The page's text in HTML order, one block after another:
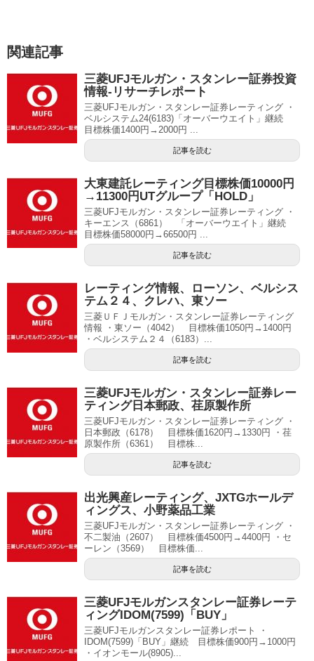
関連記事
三菱UFJモルガン・スタンレー証券投資
情報-リサーチレポート
三菱UFJモルガン・スタンレー証券レーティング ・
ベルシステム24(6183)「オーバーウエイト」継続
目標株価1400円→2000円 ...
記事を読む
大東建託レーティング目標株価10000円
→11300円UTグループ「HOLD」
三菱UFJモルガン・スタンレー証券レーティング ・
キーエンス（6861） 「オーバーウエイト」継続
目標株価58000円→66500円 ...
記事を読む
レーティング情報、ローソン、ベルシス
テム２４、クレハ、東ソー
三菱ＵＦＪモルガン・スタンレー証券レーティング
情報 ・東ソー（4042） 目標株価1050円→1400円
・ベルシステム２４（6183）...
記事を読む
三菱UFJモルガン・スタンレー証券レー
ティング日本郵政、荏原製作所
三菱UFJモルガン・スタンレー証券レーティング ・
日本郵政（6178） 目標株価1620円→1330円 ・荏
原製作所（6361） 目標株...
記事を読む
出光興産レーティング、JXTGホールデ
ィングス、小野薬品工業
三菱UFJモルガン・スタンレー証券レーティング ・
不二製油（2607） 目標株価4500円→4400円 ・セ
ーレン（3569） 目標株価...
記事を読む
三菱UFJモルガンスタンレー証券レーテ
ィングIDOM(7599)「BUY」
三菱UFJモルガンスタンレー証券レポート ・
IDOM(7599)「BUY」継続 目標株価900円→1000円
・イオンモール(8905)...